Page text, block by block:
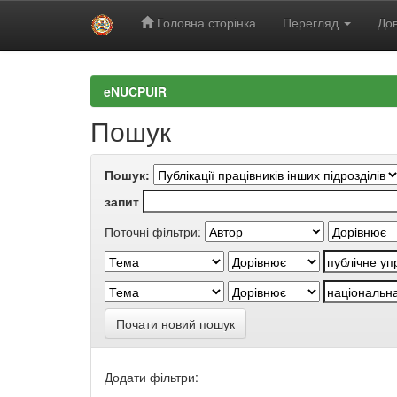
Головна сторінка Перегляд
eNUCPUIR
Пошук
Пошук:
запит
Поточні фільтри:
Почати новий пошук
Додати фільтри: